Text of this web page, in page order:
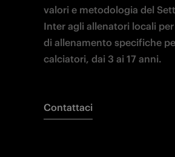
valori e metodologia del
Inter agli allenatori locali
di allenamento specifiche
calciatori, dai 3 ai 17 anni.
Contattaci